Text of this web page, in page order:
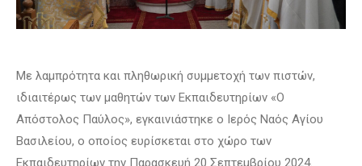
Με λαμπρότητα και πληθωρική συμμετοχή των πιστών,
ιδιαιτέρως των μαθητών των Εκπαιδευτηρίων «Ο
Απόστολος Παύλος», εγκαινιάστηκε ο Ιερός Ναός Αγίου
Βασιλείου, ο οποίος ευρίσκεται στο χώρο των
Εκπαιδευτηρίων την Παρασκευή 20 Σεπτεμβρίου 2024.